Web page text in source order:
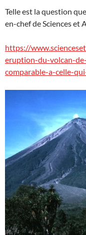
Telle est la question
en-chef de Sciences et
https://
eruption-du-volcan-
comparable-a-celle-